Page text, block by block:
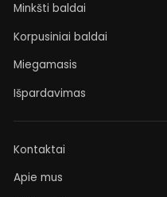
Minkšti baldai
Korpusiniai baldai
Miegamasis
Išpardavimas
Kontaktai
Apie mus